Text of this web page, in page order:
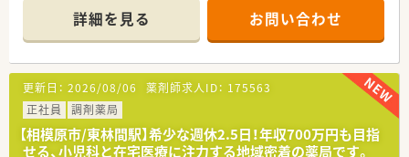
長期連休を分割して取得できる魅力的な制度があります。
■配属店舗の固定はできませんが、様々な店舗を経験すること
で、薬剤師として幅広い対応力を養うことができます。
つぇるプレッシャーが少ない
■仕事帰りに買い物も可能です
≪こんな企業です≫
■複数店舗を展開している大手企業
■一般薬剤師、店舗マネジメントを経て
将来的にはその後「薬事」や「商品開発」といった分野でご活躍
いただく可能です。
■選択コース次第で住宅手当制度あり（1K～3DK 本人負担：
詳細を見る お問い合わせ
更新日： 2026/08/06 薬剤師求人ID： 175563
正社員
調剤薬局
【相模原市/東林間駅】希少な週休2.5日！年収700万円も目指
せる、小児科と在宅医療に注力する地域密着の薬局です。